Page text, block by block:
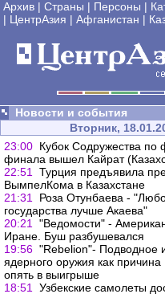
Архив | Страны | Персоны |
| ЦентрАзия | Афганистан |
Новости и события
Вторник,
23:00 Кубок Содружества по
финала вышел Кайрат
22:51
Турция предъявила
ВымпелКома в Казахстане
21:31
Роза Отунбаева -
государства лучше Акаева"
20:21
"Ведомости" -
Иране. Буш разбушевался
19:56 "Rebelion"- Подводное
ядерного оружия как
опять в выигрыше
18:51
Узбекские самолеты